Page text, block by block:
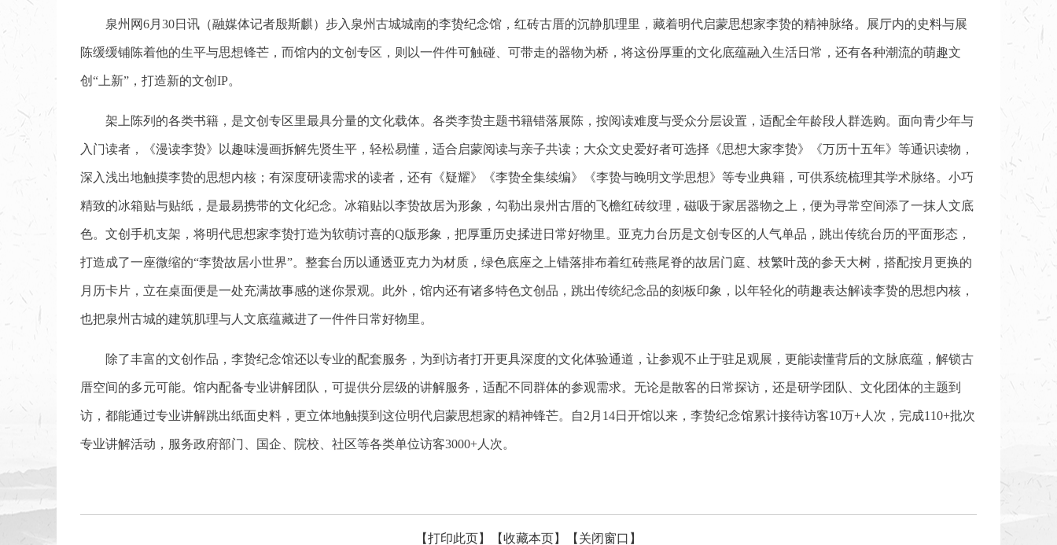
泉州网6月30日讯（融媒体记者殷斯麒）步入泉州古城城南的李贽纪念馆，红砖古厝的沉静肌理里，藏着明代启蒙思想家李贽的精神脉络。展厅内的史料与展
陈缓缓铺陈着他的生平与思想锋芒，而馆内的文创专区，则以一件件可触碰、可带走的器物为桥，将这份厚重的文化底蕴融入生活日常，还有各种潮流的萌趣文
创“上新”，打造新的文创IP。
架上陈列的各类书籍，是文创专区里最具分量的文化载体。各类李贽主题书籍错落展陈，按阅读难度与受众分层设置，适配全年龄段人群选购。面向青少年与
入门读者，《漫读李贽》以趣味漫画拆解先贤生平，轻松易懂，适合启蒙阅读与亲子共读；大众文史爱好者可选择《思想大家李贽》《万历十五年》等通识读物，
深入浅出地触摸李贽的思想内核；有深度研读需求的读者，还有《疑耀》《李贽全集续编》《李贽与晚明文学思想》等专业典籍，可供系统梳理其学术脉络。小巧
精致的冰箱贴与贴纸，是最易携带的文化纪念。冰箱贴以李贽故居为形象，勾勒出泉州古厝的飞檐红砖纹理，磁吸于家居器物之上，便为寻常空间添了一抹人文底
色。文创手机支架，将明代思想家李贽打造为软萌讨喜的Q版形象，把厚重历史揉进日常好物里。亚克力台历是文创专区的人气单品，跳出传统台历的平面形态，
打造成了一座微缩的“李贽故居小世界”。整套台历以通透亚克力为材质，绿色底座之上错落排布着红砖燕尾脊的故居门庭、枝繁叶茂的参天大树，搭配按月更换的
月历卡片，立在桌面便是一处充满故事感的迷你景观。此外，馆内还有诸多特色文创品，跳出传统纪念品的刻板印象，以年轻化的萌趣表达解读李贽的思想内核，
也把泉州古城的建筑肌理与人文底蕴藏进了一件件日常好物里。
除了丰富的文创作品，李贽纪念馆还以专业的配套服务，为到访者打开更具深度的文化体验通道，让参观不止于驻足观展，更能读懂背后的文脉底蕴，解锁古
厝空间的多元可能。馆内配备专业讲解团队，可提供分层级的讲解服务，适配不同群体的参观需求。无论是散客的日常探访，还是研学团队、文化团体的主题到
访，都能通过专业讲解跳出纸面史料，更立体地触摸到这位明代启蒙思想家的精神锋芒。自2月14日开馆以来，李贽纪念馆累计接待访客10万+人次，完成110+批次
专业讲解活动，服务政府部门、国企、院校、社区等各类单位访客3000+人次。
【打印此页】 【收藏本页】 【关闭窗口】